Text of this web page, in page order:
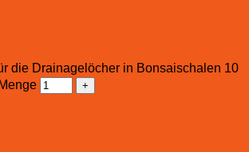
die Drainagelöcher in Bonsaischalen 10